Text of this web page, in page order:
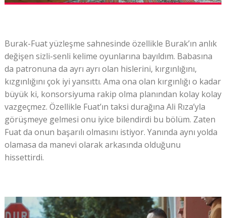
Burak-Fuat yüzleşme sahnesinde özellikle Burak’ın anlık
değişen sizli-senli kelime oyunlarına bayıldım. Babasına
da patronuna da ayrı ayrı olan hislerini, kırgınlığını,
kızgınlığını çok iyi yansıttı. Ama ona olan kırgınlığı o kadar
büyük ki, konsorsiyuma rakip olma planından kolay kolay
vazgeçmez. Özellikle Fuat’ın taksi durağına Ali Rıza’yla
görüşmeye gelmesi onu iyice bilendirdi bu bölüm. Zaten
Fuat da onun başarılı olmasını istiyor. Yanında aynı yolda
olamasa da manevi olarak arkasında olduğunu
hissettirdi.